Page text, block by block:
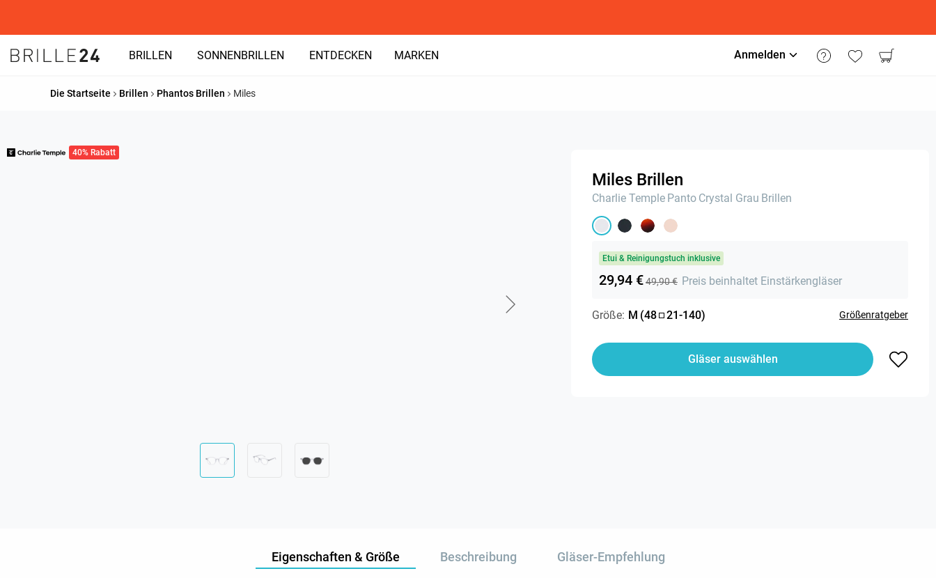
BRILLEN SONNENBRILLEN ENTDECKEN MARKEN Anmelden
Die Startseite Brillen Phantos Brillen Miles
40% Rabatt
Miles Brillen
Charlie Temple Panto Crystal Grau Brillen
Etui & Reinigungstuch inklusive
29,94 €49,90 € Preis beinhaltet Einstärkengläser
Größe: M (48 21-140) Größenratgeber
Gläser auswählen
Eigenschaften & Größe Beschreibung Gläser-Empfehlung